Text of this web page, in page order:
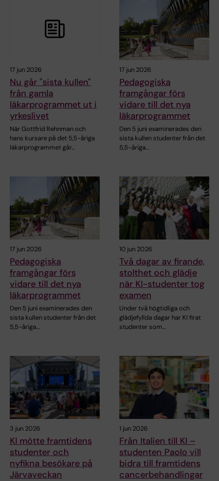
17 jun 2026
Nu går "sista kullen"
från gamla
läkarprogrammet ut i
yrkeslivet
När Gottfrid Rehnman och
hans kursare på det 5,5-åriga
läkarprogrammet går…
17 jun 2026
Pedagogiska
framgångar förs
vidare till det nya
läkarprogrammet
Den 5 juni examinerades den
sista kullen studenter från det
5,5-åriga…
17 jun 2026
Pedagogiska
framgångar förs
vidare till det nya
läkarprogrammet
Den 5 juni examinerades den
sista kullen studenter från det
5,5-åriga…
10 jun 2026
Två dagar av firande,
stolthet och glädje
när KI-studenter tog
examen
Under två högtidliga och
glädjefyllda dagar har KI firat
studenter som…
3 jun 2026
KI mötte framtidens
studenter och
nyfikna besökare på
Järvaveckan
1 jun 2026
Från Italien till KI –
studenten Paolo vill
bidra till framtidens
cancerbehandlingar